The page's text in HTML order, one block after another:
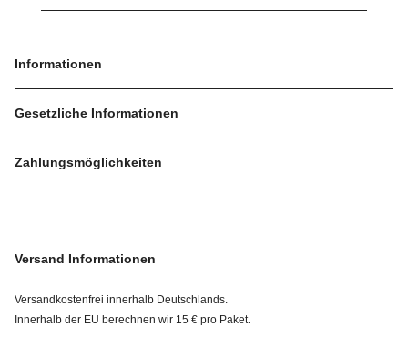
Informationen
Gesetzliche Informationen
Zahlungsmöglichkeiten
Versand Informationen
Versandkostenfrei innerhalb Deutschlands.
Innerhalb der EU berechnen wir 15 € pro Paket.